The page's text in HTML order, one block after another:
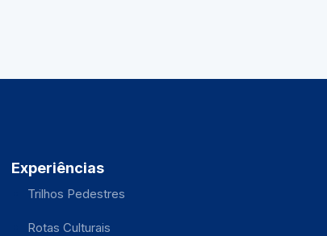
Experiências
Trilhos Pedestres
Rotas Culturais